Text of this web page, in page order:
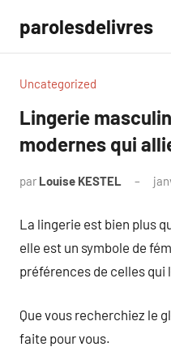
contenu
parolesdelivres
Uncategorized
Lingerie
modernes qui
par Louise KESTEL
La lingerie est bien plus
elle est un symbole de
préférences de celles qui
Que vous recherchiez le
faite pour vous.